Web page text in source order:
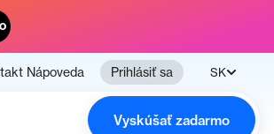
Nápoveda Prihlásiť sa SK
Vyskúšať zadarmo